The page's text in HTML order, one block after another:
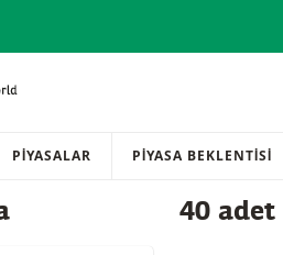
PIYASALAR PIYASA BEKLENTISI
40